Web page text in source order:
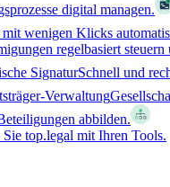
digital managen.
wenigen Klicks
regelbasiert steuern
SignaturSchnell und
Verwaltung
abbilden.
top.legal mit Ihren Tools.